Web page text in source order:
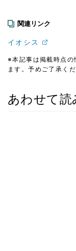
関連リンク
イオシス
※本記事は掲載時点の
ます。予めご了承くだ
あわせて読